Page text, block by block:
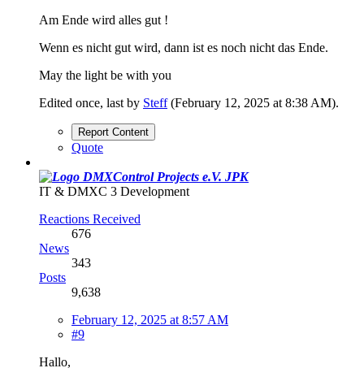
Am Ende wird alles gut !
Wenn es nicht gut wird, dann ist es noch nicht das Ende.
May the light be with you
Edited once, last by Steff(February 12, 2025 at 8:38 AM).
Report Content
Quote
JPK
IT & DMXC 3 Development
Reactions Received
676
News
343
Posts
9,638
February 12, 2025 at 8:57 AM
#9
Hallo,